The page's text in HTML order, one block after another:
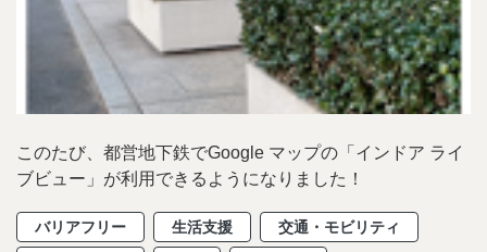
このたび、都営地下鉄でGoogle マップの「インドア ライ
ブビュー」が利用できるようになりました！
バリアフリー 生活支援
交通・モビリティ